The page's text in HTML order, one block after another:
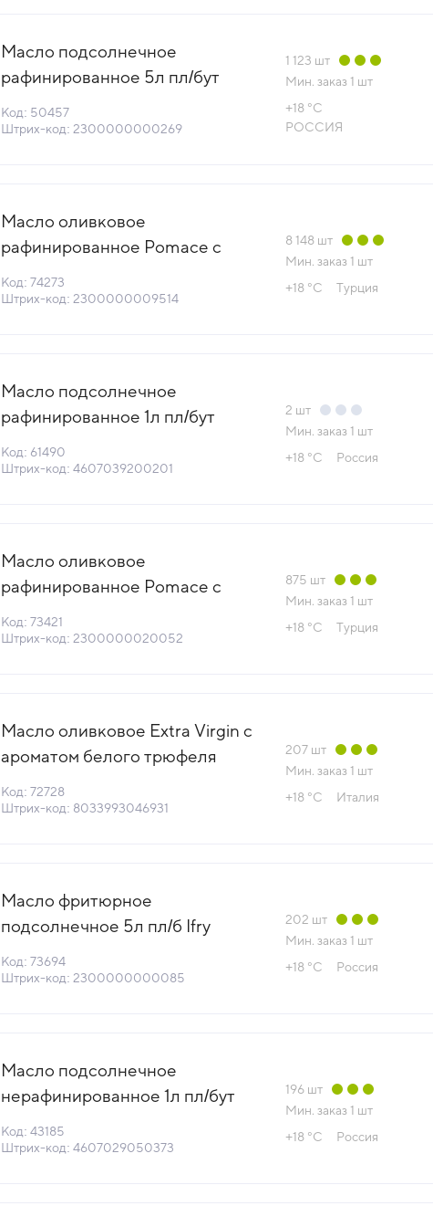
Масло подсолнечное
рафинированное 5л пл/бут
(+18°С)
Код: 50457
Штрих-код: 2300000000269
1 123 шт
Мин. заказ 1 шт
+18 °С
РОССИЯ
Масло оливковое
рафинированное Pomace с
OlioBosphorus™ Турция (КОД
Код: 74273
Штрих-код: 2300000009514
8 148шт
Мин. заказ 1 шт
+18 °С
Турция
Масло подсолнечное
рафинированное 1л пл/бут
(КОД 61490) (+18°С)
Код: 61490
Штрих-код: 4607039200201
2 шт
Мин. заказ 1 шт
+18 °С
Россия
Масло оливковое
рафинированное Pomace с
OlioBosphorus™ Турция (КОД
Код: 73421
Штрих-код: 2300000020052
875 шт
Мин. заказ 1 шт
+18 °С
Турция
Масло оливковое Extra Virgin с
ароматом белого трюфеля
Tartufi (КОД 72728) (+18°С)
Код: 72728
Штрих-код: 8033993046931
207шт
Мин. заказ 1 шт
+18 °С
Италия
Масло фритюрное
подсолнечное 5л пл/б Ifry
(+18°С)
Код: 73694
Штрих-код: 2300000000085
202 шт
Мин. заказ 1 шт
+18 °С
Россия
Масло подсолнечное
нерафинированное 1л пл/бут
(КОД 43185) (+18°С)
Код: 43185
Штрих-код: 4607029050373
196шт
Мин. заказ 1 шт
+18 °С
Россия